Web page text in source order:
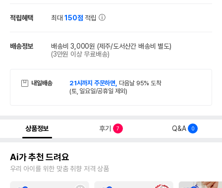
적립혜택 최대150점 적립
배송정보 배송비 3,000원 (제주/도서산간 배송비 별도)
(3만원 이상 무료배송)
내일배송 21시까지 주문하면, 다음날 95% 도착
(토, 일요일/공휴일 제외)
상품정보 후기 7 Q&A 0
Ai가 추천 드려요
우리 아이를 위한 맞춤 취향 저격 상품